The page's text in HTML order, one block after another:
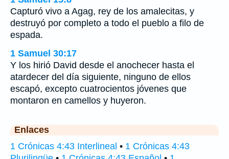
Capturó vivo a Agag, rey de los amalecitas, y
destruyó por completo a todo el pueblo a filo de
espada.
1 Samuel 30:17
Y los hirió David desde el anochecer hasta el
atardecer del día siguiente, ninguno de ellos
escapó, excepto cuatrocientos jóvenes que
montaron en camellos y huyeron.
Enlaces
1 Crónicas 4:43 Interlineal • 1 Crónicas 4:43